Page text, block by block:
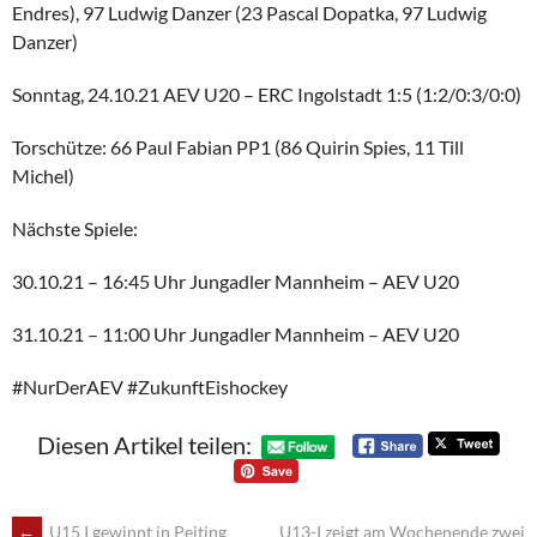
Endres), 97 Ludwig Danzer (23 Pascal Dopatka, 97 Ludwig
Danzer)
Sonntag, 24.10.21 AEV U20 – ERC Ingolstadt 1:5 (1:2/0:3/0:0)
Torschütze: 66 Paul Fabian PP1 (86 Quirin Spies, 11 Till
Michel)
Nächste Spiele:
30.10.21 – 16:45 Uhr Jungadler Mannheim – AEV U20
31.10.21 – 11:00 Uhr Jungadler Mannheim – AEV U20
#NurDerAEV #ZukunftEishockey
Diesen Artikel teilen:
← U15 I gewinnt in Peiting
U13-I zeigt am Wochenende zwei